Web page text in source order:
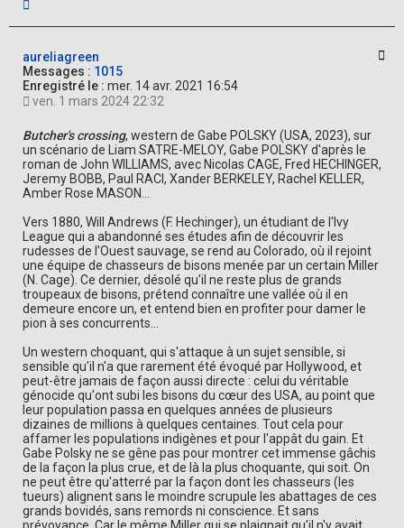
u
aureliagreen
Messages : 1015
Enregistré le : mer. 14 avr. 2021 16:54
ven. 1 mars 2024 22:32
Butcher's crossing, western de Gabe POLSKY (USA, 2023), sur
un scénario de Liam SATRE-MELOY, Gabe POLSKY d'après le
roman de John WILLIAMS, avec Nicolas CAGE, Fred HECHINGER,
Jeremy BOBB, Paul RACI, Xander BERKELEY, Rachel KELLER,
Amber Rose MASON...
Vers 1880, Will Andrews (F. Hechinger), un étudiant de l'Ivy
League qui a abandonné ses études afin de découvrir les
rudesses de l'Ouest sauvage, se rend au Colorado, où il rejoint
une équipe de chasseurs de bisons menée par un certain Miller
(N. Cage). Ce dernier, désolé qu'il ne reste plus de grands
troupeaux de bisons, prétend connaître une vallée où il en
demeure encore un, et entend bien en profiter pour damer le
pion à ses concurrents...
Un western choquant, qui s'attaque à un sujet sensible, si
sensible qu'il n'a que rarement été évoqué par Hollywood, et
peut-être jamais de façon aussi directe : celui du véritable
génocide qu'ont subi les bisons du cœur des USA, au point que
leur population passa en quelques années de plusieurs
dizaines de millions à quelques centaines. Tout cela pour
affamer les populations indigènes et pour l'appât du gain. Et
Gabe Polsky ne se gêne pas pour montrer cet immense gâchis
de la façon la plus crue, et de là la plus choquante, qui soit. On
ne peut être qu'atterré par la façon dont les chasseurs (les
tueurs) alignent sans le moindre scrupule les abattages de ces
grands bovidés, sans remords ni conscience. Et sans